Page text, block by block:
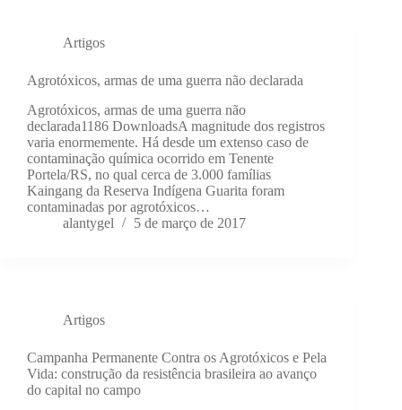
Artigos
Agrotóxicos, armas de uma guerra não declarada
Agrotóxicos, armas de uma guerra não
declarada1186 DownloadsA magnitude dos registros
varia enormemente. Há desde um extenso caso de
contaminação química ocorrido em Tenente
Portela/RS, no qual cerca de 3.000 famílias
Kaingang da Reserva Indígena Guarita foram
contaminadas por agrotóxicos…
alantygel
5 de março de 2017
Artigos
Campanha Permanente Contra os Agrotóxicos e Pela
Vida: construção da resistência brasileira ao avanço
do capital no campo